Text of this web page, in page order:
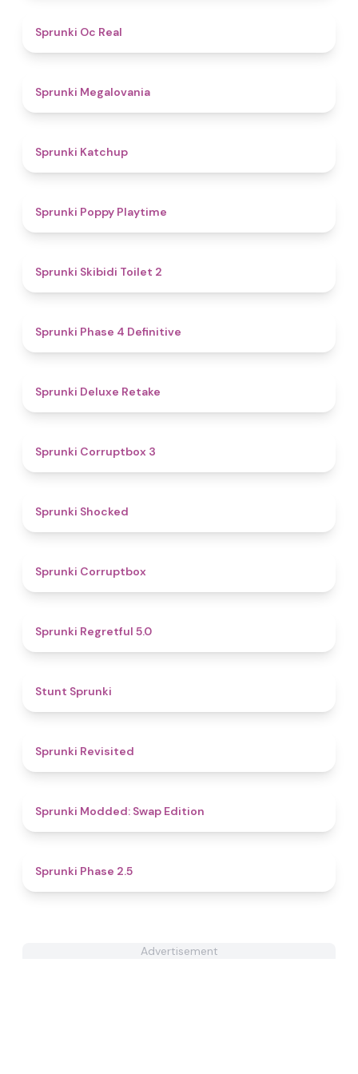
Sprunki Oc Real
Sprunki Megalovania
Sprunki Katchup
Sprunki Poppy Playtime
Sprunki Skibidi Toilet 2
Sprunki Phase 4 Definitive
Sprunki Deluxe Retake
Sprunki Corruptbox 3
Sprunki Shocked
Sprunki Corruptbox
Sprunki Regretful 5.0
Stunt Sprunki​
Sprunki Revisited
Sprunki Modded: Swap Edition
Sprunki Phase 2.5
Advertisement